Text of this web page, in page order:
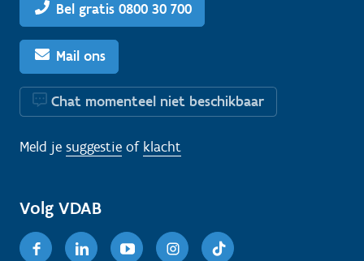
Bel gratis 0800 30 700
Mail ons
Chat momenteel niet beschikbaar
Meld je suggestie of klacht
Volg VDAB
FacebookLinkedinYoutubeInstagram